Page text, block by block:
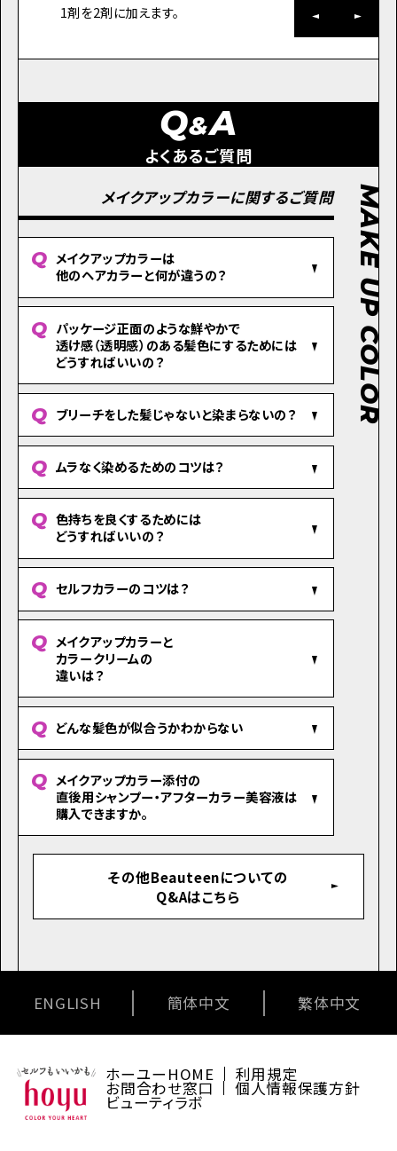
1剤を2剤に加えます。
Q&A
よくあるご質問
MAKE UP COLOR
メイクアップカラーに関するご質問
メイクアップカラーは
他のヘアカラーと何が違うの？
パッケージ正面のような鮮やかで
透け感（透明感）のある髪色にするためには
どうすればいいの？
ブリーチをした髪じゃないと染まらないの？
ムラなく染めるためのコツは？
色持ちを良くするためには
どうすればいいの？
セルフカラーのコツは？
メイクアップカラーと
カラークリームの
違いは？
どんな髪色が似合うかわからない
メイクアップカラー添付の
直後用シャンプー・アフターカラー美容液は
購入できますか。
その他Beauteenについての
Q&Aはこちら
ENGLISH 簡体中文 繁体中文
ホーユーHOME 利用規定
お問合わせ窓口 個人情報保護方針
ビューティラボ